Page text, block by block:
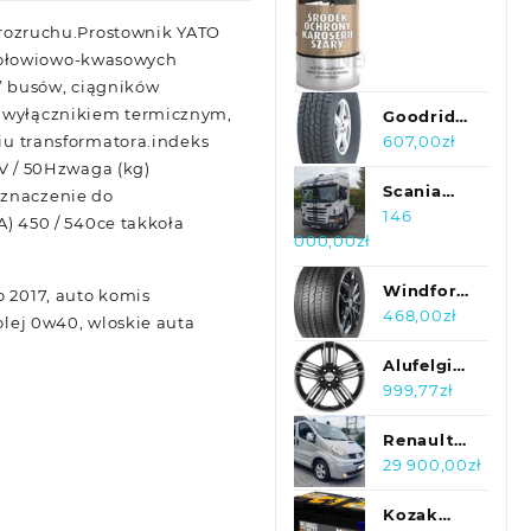
YATO
kwasowych
busów, ciągników
termicznym,
transformatora.indeks
/ 50Hzwaga (kg)
do
450 / 540ce takkoła
auto komis
0w40, wloskie auta
Goodride
Sl369
110H
607,00zł
Scania
P410
680Tkm
Sprow.Holandia!
146
000,00zł
Windforce
Snowblazer
110V
468,00zł
Alufelgi
RONAL
999,77zł
Renault
Trafic 2.0
osób
29 900,00zł
Kozak